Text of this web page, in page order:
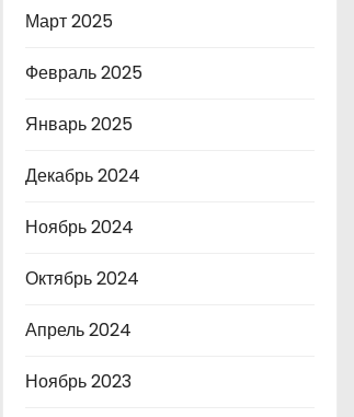
Март 2025
Февраль 2025
Январь 2025
Декабрь 2024
Ноябрь 2024
Октябрь 2024
Апрель 2024
Ноябрь 2023